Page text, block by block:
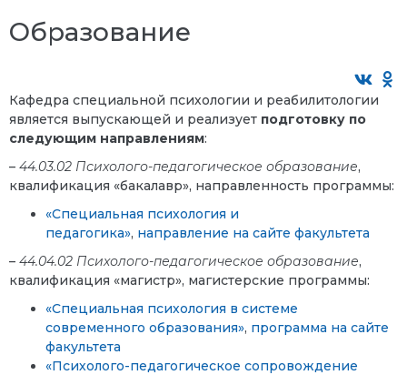
Образование
Кафедра специальной психологии и реабилитологии
является выпускающей и реализует подготовку по
следующим направлениям:
– 44.03.02 Психолого-педагогическое образование,
квалификация «бакалавр», направленность программы:
«Специальная психология и
педагогика», направление на сайте факультета
– 44.04.02 Психолого-педагогическое образование,
квалификация «магистр», магистерские программы:
«Специальная психология в системе
современного образования», программа на сайте
факультета
«Психолого-педагогическое сопровождение